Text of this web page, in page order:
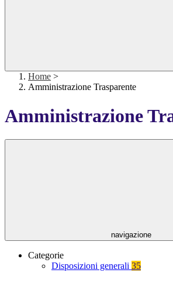
Home >
Amministrazione Trasparente
Amministrazione
navigazione
Categorie
Disposizioni generali 35